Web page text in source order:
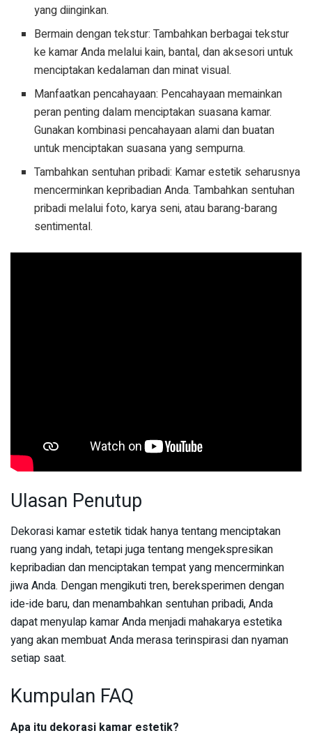
yang diinginkan.
Bermain dengan tekstur: Tambahkan berbagai tekstur
ke kamar Anda melalui kain, bantal, dan aksesori untuk
menciptakan kedalaman dan minat visual.
Manfaatkan pencahayaan: Pencahayaan memainkan
peran penting dalam menciptakan suasana kamar.
Gunakan kombinasi pencahayaan alami dan buatan
untuk menciptakan suasana yang sempurna.
Tambahkan sentuhan pribadi: Kamar estetik seharusnya
mencerminkan kepribadian Anda. Tambahkan sentuhan
pribadi melalui foto, karya seni, atau barang-barang
sentimental.
Ulasan Penutup
Dekorasi kamar estetik tidak hanya tentang menciptakan
ruang yang indah, tetapi juga tentang mengekspresikan
kepribadian dan menciptakan tempat yang mencerminkan
jiwa Anda. Dengan mengikuti tren, bereksperimen dengan
ide-ide baru, dan menambahkan sentuhan pribadi, Anda
dapat menyulap kamar Anda menjadi mahakarya estetika
yang akan membuat Anda merasa terinspirasi dan nyaman
setiap saat.
Kumpulan FAQ
Apa itu dekorasi kamar estetik?